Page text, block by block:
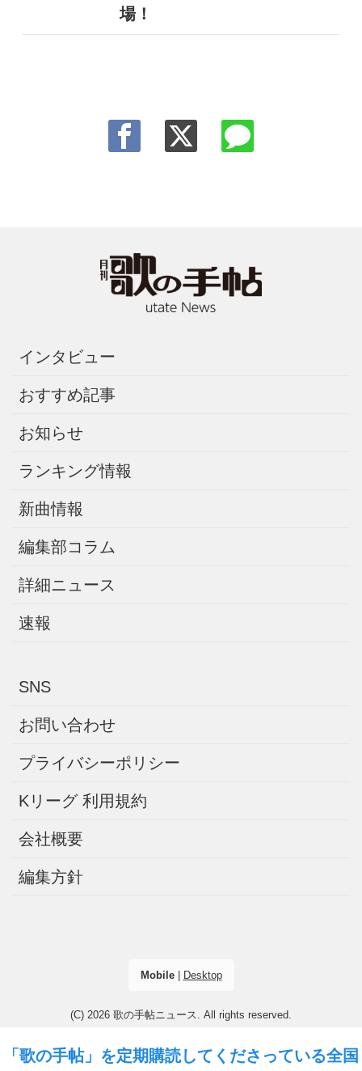
場！
「歌の手帖」を定期購読してくださっている全国
インタビュー
おすすめ記事
お知らせ
ランキング情報
新曲情報
編集部コラム
詳細ニュース
速報
SNS
お問い合わせ
プライバシーポリシー
Kリーグ 利用規約
会社概要
編集方針
Mobile| Desktop
(C) 2026 歌の手帖ニュース. All rights reserved.